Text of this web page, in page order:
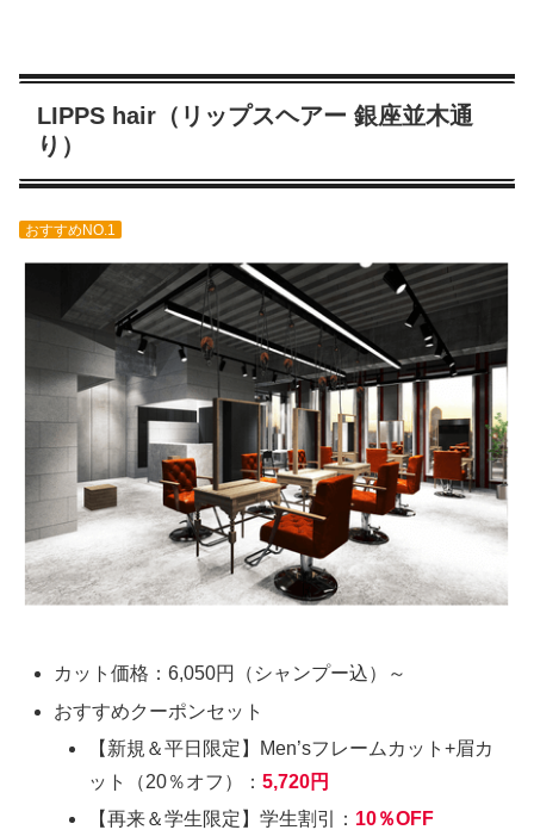
LIPPS hair（リップスヘアー 銀座並木通
り）
おすすめNO.1
カット価格：6,050円（シャンプー込）～
おすすめクーポンセット
【新規＆平日限定】Men’sフレームカット+眉カ
ット（20％オフ）：5,720円
【再来＆学生限定】学生割引： 10％OFF